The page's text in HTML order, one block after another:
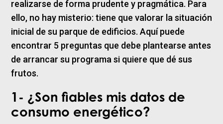
realizarse de forma prudente y pragmática. Para
ello, no hay misterio: tiene que valorar la situación
inicial de su parque de edificios. Aquí puede
encontrar 5 preguntas que debe plantearse antes
de arrancar su programa si quiere que dé sus
frutos.
1- ¿Son fiables mis datos de
consumo energético?